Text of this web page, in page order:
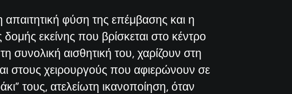
φύση της επέμβασης και η
δομής εκείνης που βρίσκεται στο κέντρο
συνολική αισθητική του, χαρίζουν στη
στους χειρουργούς που αφιερώνουν σε
τους, ατελείωτη ικανοποίηση, όταν